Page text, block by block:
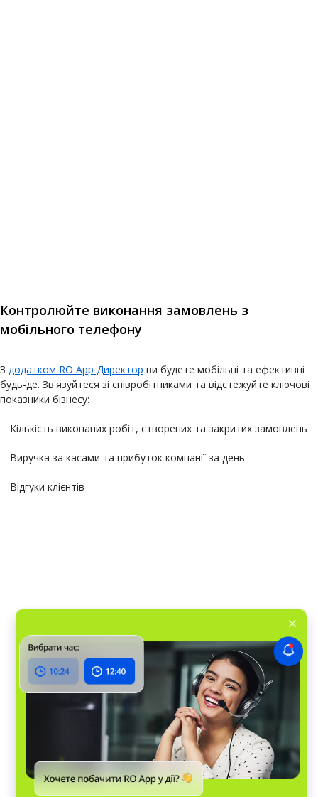
Контролюйте виконання замовлень з
мобільного телефону
З додатком RO App Директор ви будете мобільні та ефективні
будь-де. Зв'язуйтеся зі співробітниками та відстежуйте ключові
показники бізнесу:
Кількість виконаних робіт, створених та закритих замовлень
Виручка за касами та прибуток компанії за день
Відгуки клієнтів